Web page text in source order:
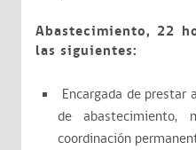
Abastecimiento, 22
las siguientes:
Encargada de prestar
de abastecimiento,
coordinación